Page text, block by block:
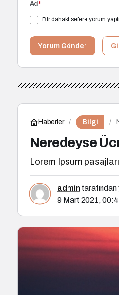
Ad*
Bir dahaki sefere yorum
Yorum Gönder
Haberler Bilgi
Neredeyse
Lorem Ipsum
admin tarafından
9 Mart 2021,